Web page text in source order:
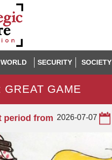
WORLD SECURITY SOCIETY
GREAT GAME
period from 2026-07-07